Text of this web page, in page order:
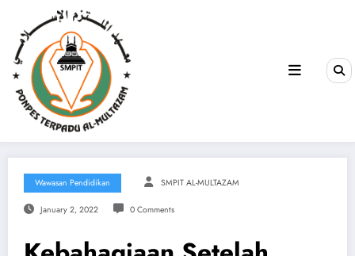
Wawasan Pendidikan SMPIT AL-MULTAZAM
January 2, 2022 0 Comments